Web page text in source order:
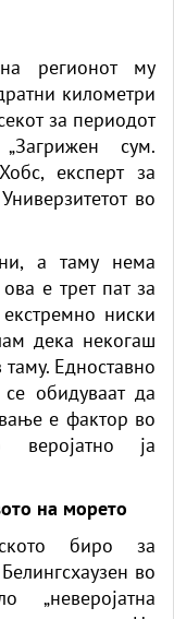
регионот му
километри
за периодот
сум.
експерт за
во
а таму нема
е трет пат за
ниски
дека некогаш
Едноставно
обидуваат да
е фактор во
ја
на морето
биро за
во
„неверојатна